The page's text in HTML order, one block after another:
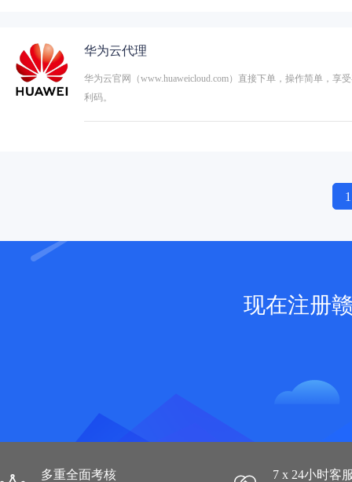
华为云代理
华为云官网（www.huaweicloud.com）直接下单，操作简单，
利码。
1
现在注册
多重全面考核 7 x 24小时客